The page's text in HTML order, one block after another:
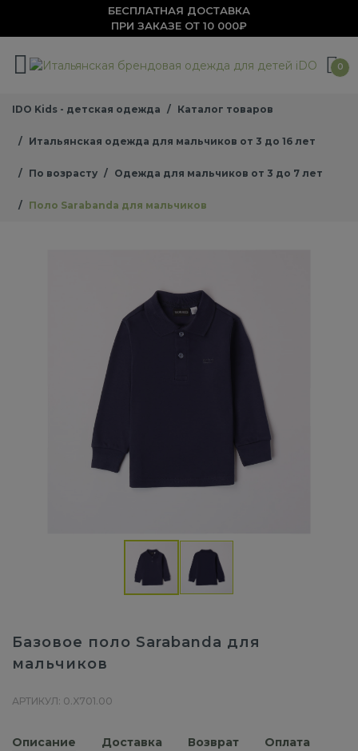
БЕСПЛАТНАЯ ДОСТАВКА
ПРИ ЗАКАЗЕ ОТ 10 000₽
0
IDO Kids - детская одежда Каталог товаров
Итальянская одежда для мальчиков от 3 до 16 лет
По возрасту Одежда для мальчиков от 3 до 7 лет
Поло Sarabanda для мальчиков
Базовое поло Sarabanda для
мальчиков
АРТИКУЛ: 0.X701.00
Описание Доставка Возврат Оплата